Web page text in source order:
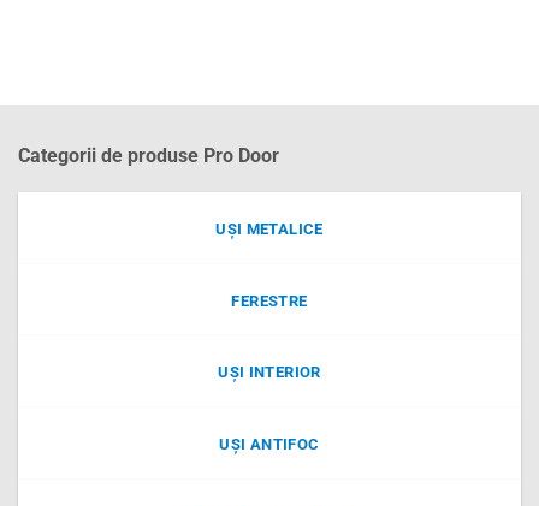
Categorii de produse Pro Door
UȘI METALICE
FERESTRE
UȘI INTERIOR
UȘI ANTIFOC